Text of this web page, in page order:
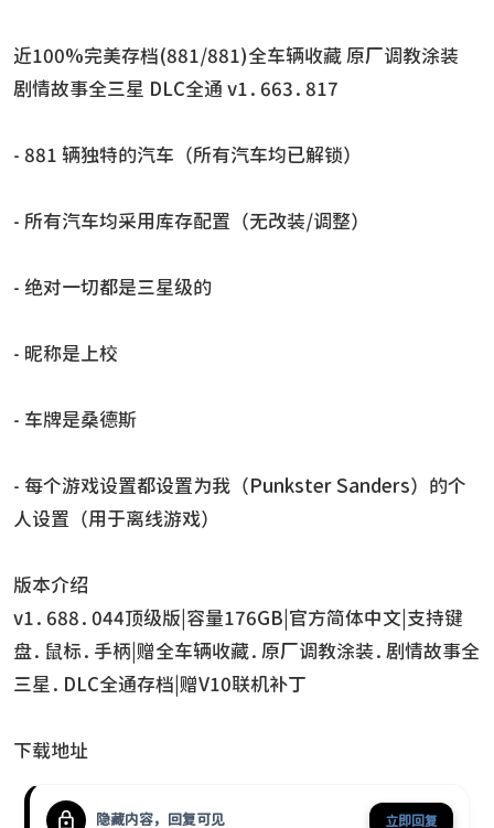
近100%完美存档(881/881)全车辆收藏 原厂调教涂装
剧情故事全三星 DLC全通 v1.663.817
- 881 辆独特的汽车（所有汽车均已解锁）
- 所有汽车均采用库存配置（无改装/调整）
- 绝对一切都是三星级的
- 昵称是上校
- 车牌是桑德斯
- 每个游戏设置都设置为我（Punkster Sanders）的个
人设置（用于离线游戏）
版本介绍
v1.688.044顶级版|容量176GB|官方简体中文|支持键
盘.鼠标.手柄|赠全车辆收藏.原厂调教涂装.剧情故事全
三星.DLC全通存档|赠V10联机补丁
下载地址
隐藏内容，回复可见 立即回复